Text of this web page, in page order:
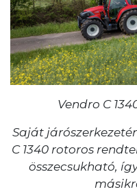
Vendro C
Saját
C 1340 rotoros
összecsukható,